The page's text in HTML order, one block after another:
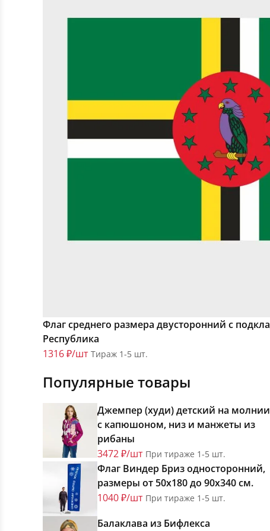
Флаг среднего размера двусторонний с
Республика
1316 ₽/шт Тираж 1-5 шт.
Популярные товары
Джемпер (худи) детский на
с капюшоном, низ и манжеты из
рибаны
3472 ₽/шт При тираже 1-5 шт.
Флаг Виндер Бриз односторонний,
размеры от 50х180 до 90х340 см.
1040 ₽/шт При тираже 1-5 шт.
Балаклава из Бифлекса